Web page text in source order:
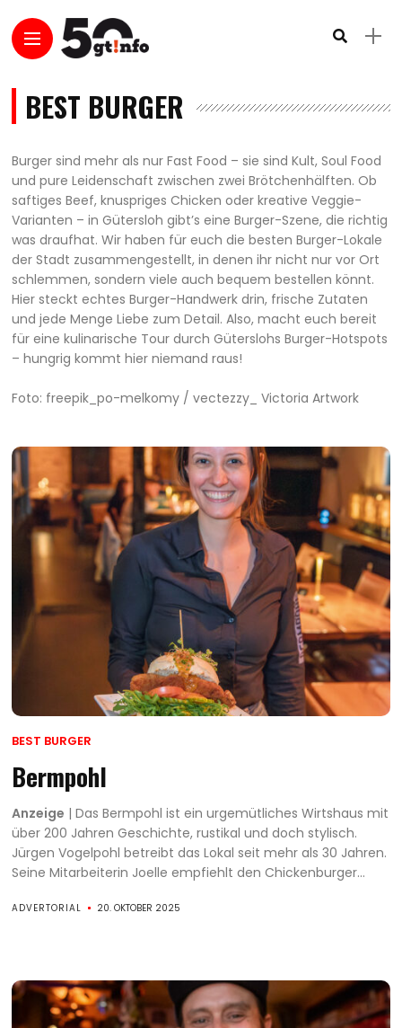
BEST BURGER
Burger sind mehr als nur Fast Food – sie sind Kult, Soul Food
und pure Leidenschaft zwischen zwei Brötchenhälften. Ob
saftiges Beef, knuspriges Chicken oder kreative Veggie-
Varianten – in Gütersloh gibt’s eine Burger-Szene, die richtig
was draufhat. Wir haben für euch die besten Burger-Lokale
der Stadt zusammengestellt, in denen ihr nicht nur vor Ort
schlemmen, sondern viele auch bequem bestellen könnt.
Hier steckt echtes Burger-Handwerk drin, frische Zutaten
und jede Menge Liebe zum Detail. Also, macht euch bereit
für eine kulinarische Tour durch Güterslohs Burger-Hotspots
– hungrig kommt hier niemand raus!
Foto: freepik_po-melkomy / vectezzy_ Victoria Artwork
BEST BURGER
Bermpohl
Anzeige | Das Bermpohl ist ein urgemütliches Wirtshaus mit
über 200 Jahren Geschichte, rustikal und doch stylisch.
Jürgen Vogelpohl betreibt das Lokal seit mehr als 30 Jahren.
Seine Mitarbeiterin Joelle empfiehlt den Chickenburger...
ADVERTORIAL 20. OKTOBER 2025